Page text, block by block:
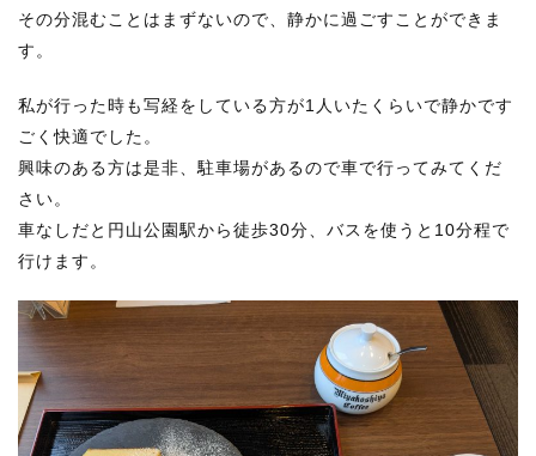
その分混むことはまずないので、静かに過ごすことができま
す。
私が行った時も写経をしている方が1人いたくらいで静かです
ごく快適でした。
興味のある方は是非、駐車場があるので車で行ってみてくだ
さい。
車なしだと円山公園駅から徒歩30分、バスを使うと10分程で
行けます。